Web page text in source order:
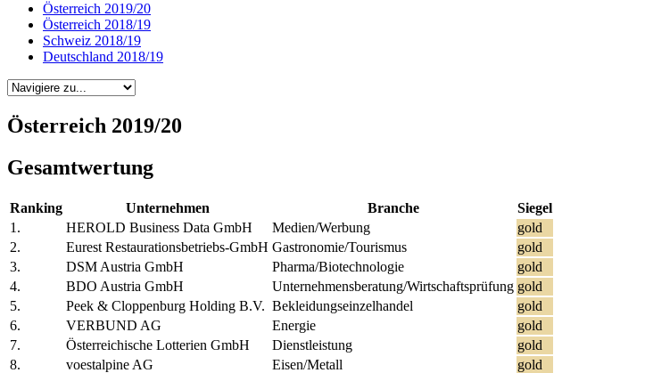
Österreich 2019/20
Österreich 2018/19
Schweiz 2018/19
Deutschland 2018/19
Österreich 2019/20
Gesamtwertung
Ranking Unternehmen Branche
Siegel
1.
HEROLD Business Data GmbH Medien/Werbung
gold
2.
Eurest Restaurationsbetriebs-GmbH Gastronomie/Tourismus
gold
3.
DSM Austria GmbH Pharma/Biotechnologie
gold
4.
BDO Austria GmbH Unternehmensberatung/Wirtschaftsprüfung gold
5.
Peek & Cloppenburg Holding B.V. Bekleidungseinzelhandel
gold
6.
VERBUND AG Energie
gold
7.
Österreichische Lotterien GmbH Dienstleistung
gold
8.
voestalpine AG Eisen/Metall
gold